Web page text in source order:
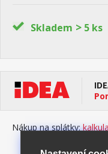
Skladem > 5 ks
Nákup na splátky: